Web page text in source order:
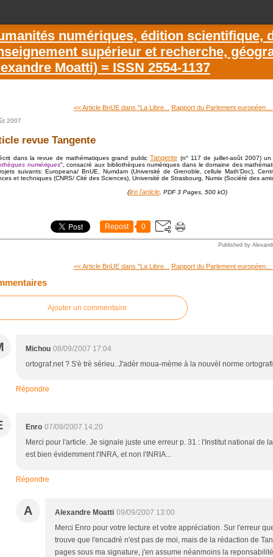
numériques, édition scientifique,
supérieur et recherche,
Moatti) = ISSN 2554-1137
<< Article BnUE dans "La Libre... Rapport du Parlement européen...
2007
revue Tangente
dans la revue de mathématiques grand publicTangente (n° 117 de juillet-août 2007)
numériques", consacré aux bibliothèques numériques dans le domaine des
suivants: Europeana/ BnUE, Numdam (Université de Grenoble, cellule Math'Doc),
et techniques (CNRS/ Cité des Sciences), Université de Strasbourg, Numix (Société des
(lire l'article, PDF 3 Pages, 500 kO)
Repost 0
Published by
<< Article BnUE dans "La Libre... Rapport du Parlement européen...
Ajouter un commentaire
Michou 08/09/2007 17:04
ortograf.net ? S'è trè sérieu. J'adèr moua-mème à la nouvèl norme
Répondre
Enro 07/09/2007 14:20
Merci pour l'article. Je signale juste une erreur p. 31 : l'Institut national de
est bien évidemment l'INRA, et non l'INRIA...
Répondre
A Alexandre Moatti 09/09/2007 13:00
Merci Enro pour votre lecture et votre appréciation. Sur l'erreur
trouve que l'encadré n'est pas de moi, mais de la rédaction de
pages sous ma signature, j'en assume néanmoins la